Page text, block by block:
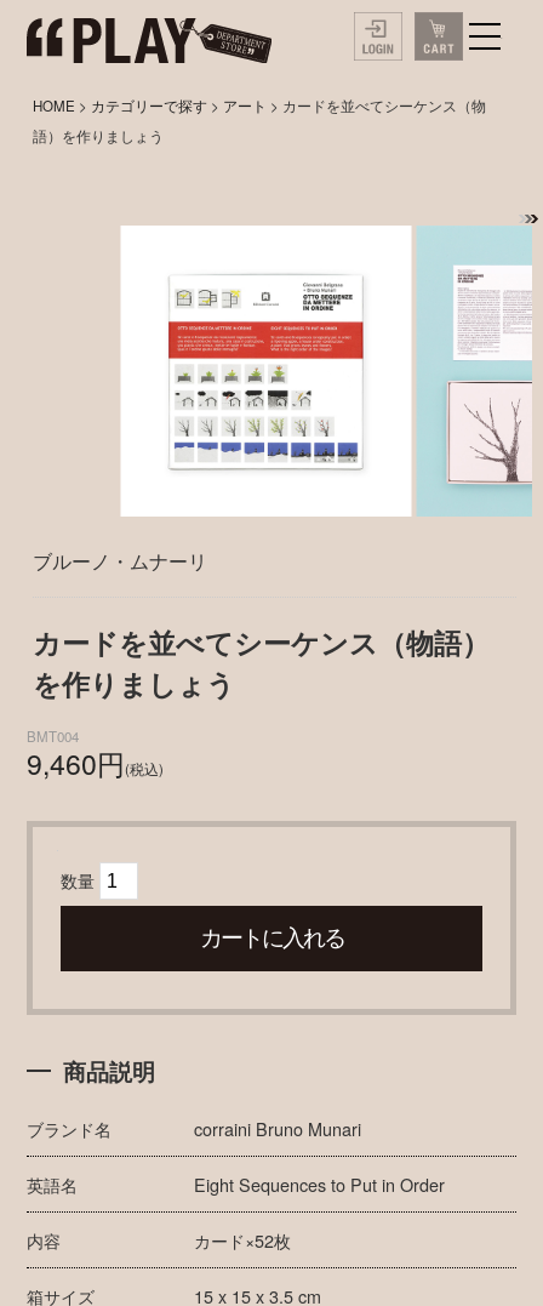
HOME > カテゴリーで探す > アート > カードを並べてシーケンス（物
語）を作りましょう
ブルーノ・ムナーリ
カードを並べてシーケンス（物語）
を作りましょう
BMT004
9,460円(税込)
数量
商品説明
ブランド名 corraini Bruno Munari
英語名 Eight Sequences to Put in Order
内容 カード×52枚
箱サイズ 15 x 15 x 3.5 cm